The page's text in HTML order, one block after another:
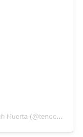
Una publicación compartida por Tenoch Huerta (@tenochhuerta)